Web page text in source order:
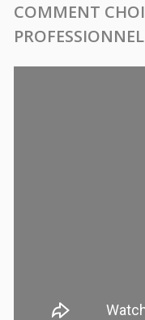
COMMENT